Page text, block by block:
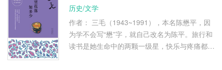
历史/文学
作者： 三毛（1943~1991），本名陈懋平，因
为学不会写“懋”字，就自己改名为陈平。旅行和
读书是她生命中的两颗一级星，快乐与疼痛都夹